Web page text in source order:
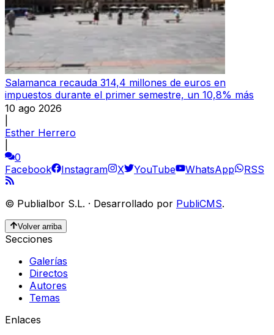
Salamanca recauda 314,4 millones de euros en
impuestos durante el primer semestre, un 10,8% más
10 ago 2026
Esther Herrero
0
Facebook
Instagram X YouTube WhatsApp RSS
© Publialbor S.L. · Desarrollado por PubliCMS.
Volver arriba
Secciones
Galerías
Directos
Autores
Temas
Enlaces